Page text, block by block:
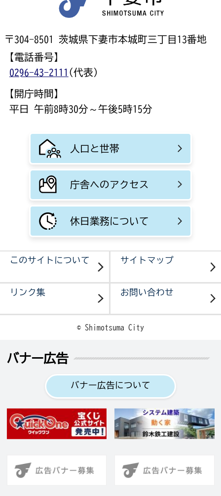
〒304-8501 茨城県下妻市本城町三丁目13番地
【電話番号】
0296-43-2111 (代表)
【開庁時間】
平日 午前8時30分～午後5時15分
人口と世帯
庁舎へのアクセス
休日業務について
このサイトについて サイトマップ
リンク集 お問い合わせ
© Shimotsuma City
バナー広告
バナー広告について